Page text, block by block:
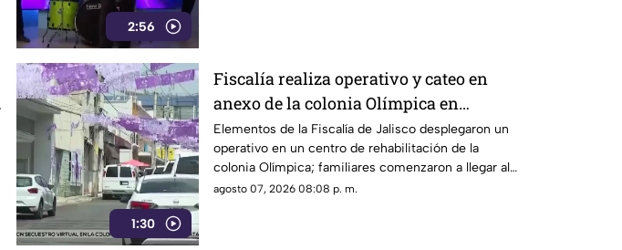
2:56
1:30
Fiscalía realiza operativo y cateo en
anexo de la colonia Olímpica en
Guadalajara
Elementos de la Fiscalía de Jalisco desplegaron un
operativo en un centro de rehabilitación de la
colonia Olímpica; familiares comenzaron a llegar al
lugar.
agosto 07, 2026 08:08 p. m.